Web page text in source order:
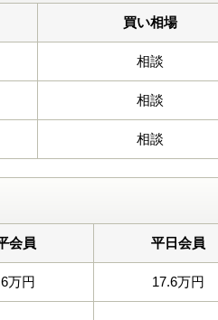
買い相場
相談
相談
相談
会員 平日会員
万円 17.6万円